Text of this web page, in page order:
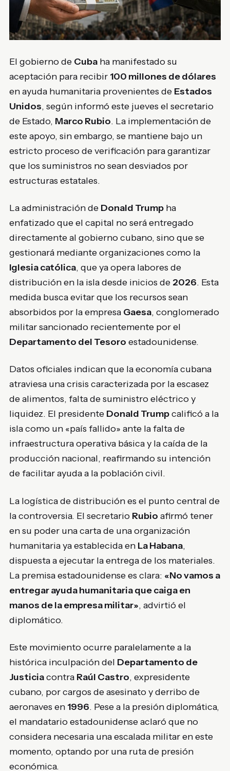
El gobierno de Cuba ha manifestado su
aceptación para recibir 100 millones de dólares
en ayuda humanitaria provenientes de Estados
Unidos, según informó este jueves el secretario
de Estado, Marco Rubio. La implementación de
este apoyo, sin embargo, se mantiene bajo un
estricto proceso de verificación para garantizar
que los suministros no sean desviados por
estructuras estatales.
La administración de Donald Trump ha
enfatizado que el capital no será entregado
directamente al gobierno cubano, sino que se
gestionará mediante organizaciones como la
Iglesia católica, que ya opera labores de
distribución en la isla desde inicios de 2026. Esta
medida busca evitar que los recursos sean
absorbidos por la empresa Gaesa, conglomerado
militar sancionado recientemente por el
Departamento del Tesoro estadounidense.
Datos oficiales indican que la economía cubana
atraviesa una crisis caracterizada por la escasez
de alimentos, falta de suministro eléctrico y
liquidez. El presidente Donald Trumpcalificó a la
isla como un «país fallido» ante la falta de
infraestructura operativa básica y la caída de la
producción nacional, reafirmando su intención
de facilitar ayuda a la población civil.
La logística de distribución es el punto central de
la controversia. El secretario Rubio afirmó tener
en su poder una carta de una organización
humanitaria ya establecida en La Habana,
dispuesta a ejecutar la entrega de los materiales.
La premisa estadounidense es clara: «No vamos a
entregar ayuda humanitaria que caiga en
manos de la empresa militar», advirtió el
diplomático.
Este movimiento ocurre paralelamente a la
histórica inculpación del Departamento de
Justiciacontra Raúl Castro, expresidente
cubano, por cargos de asesinato y derribo de
aeronaves en 1996. Pese a la presión diplomática,
el mandatario estadounidense aclaró que no
considera necesaria una escalada militar en este
momento, optando por una ruta de presión
económica.